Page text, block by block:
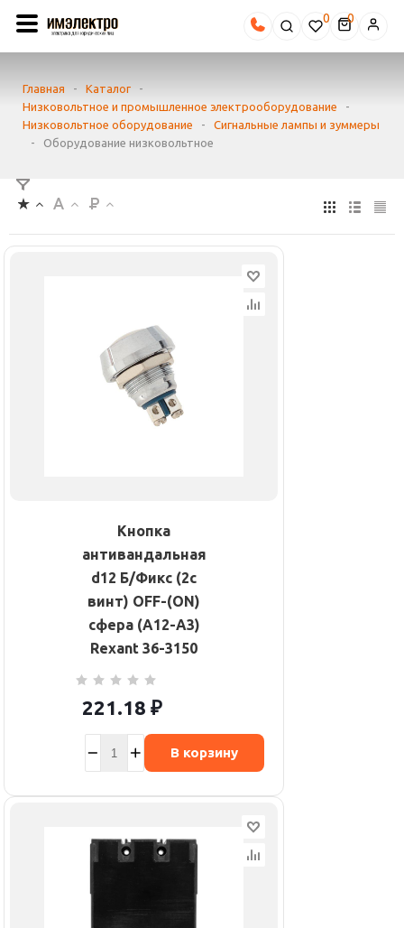
0
Главная - Каталог
-
Низковольтное и промышленное электрооборудование
-
Низковольтное оборудование
-
Сигнальные лампы и зуммеры
-
Оборудование низковольтное
Кнопка
антивандальная
d12 Б/Фикс (2с
винт) OFF-(ON)
сфера (A12-A3)
Rexant 36-3150
221.18 ₽
В корзину